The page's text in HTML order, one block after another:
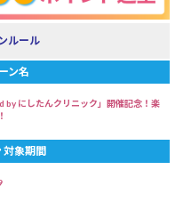
ルール
ン名
にしたんクリニック」開催記念！楽
対象期間